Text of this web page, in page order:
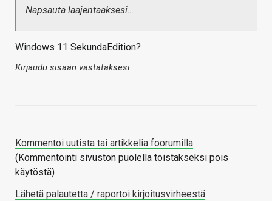
Napsauta laajentaaksesi…
Windows 11 SekundaEdition?
Kirjaudu sisään vastataksesi
Kommentoi uutista tai artikkelia foorumilla
(Kommentointi sivuston puolella toistakseksi pois
käytöstä)
Lähetä palautetta / raportoi kirjoitusvirheestä